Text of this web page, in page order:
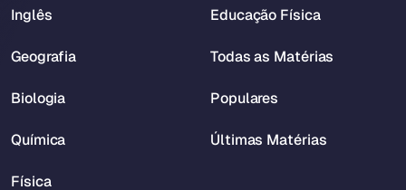
Inglês
Geografia
Biologia
Química
Física
Educação Física
Todas as Matérias
Populares
Últimas Matérias